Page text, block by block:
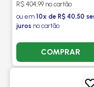
R$ 404,99 no cartão
ou em 10x de R$ 40,50
juros no cartão
COMPRAR